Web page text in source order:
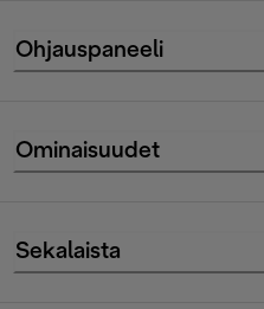
Ohjauspaneeli
Ominaisuudet
Sekalaista